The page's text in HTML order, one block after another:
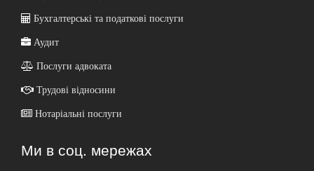
Бухгалтерські та податкові послуги
Аудит
Послуги адвоката
Трудові відносини
Нотаріальні послуги
Ми в соц. мережах